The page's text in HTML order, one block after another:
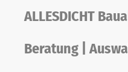
ALLESDICHT
Beratung |